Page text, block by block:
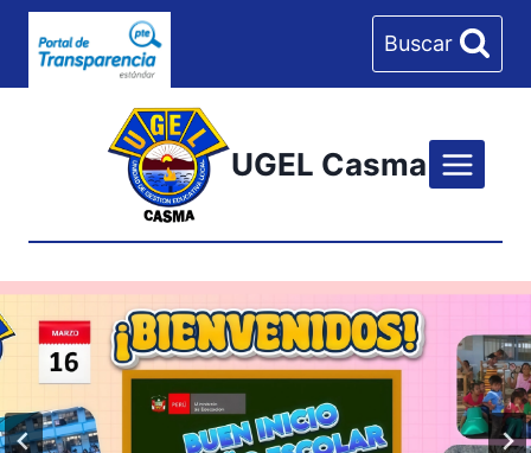
Skip
Buscar
UGEL Casma